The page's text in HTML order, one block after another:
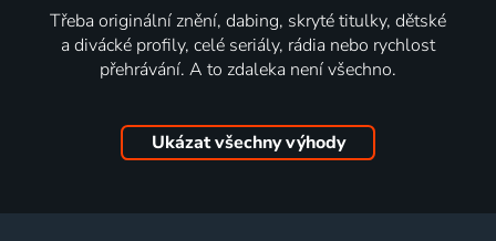
Třeba originální znění, dabing, skryté titulky, dětské
a divácké profily, celé seriály, rádia nebo rychlost
přehrávání. A to zdaleka není všechno.
Ukázat všechny výhody